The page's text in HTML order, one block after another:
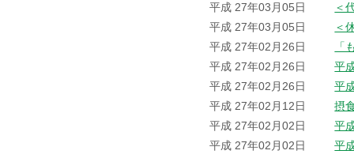
平成 27年03月05日
＜
平成 27年03月05日
＜
平成 27年02月26日
「
平成 27年02月26日
平
平成 27年02月26日
平
平成 27年02月12日
摂
平成 27年02月02日
平
平成 27年02月02日
平